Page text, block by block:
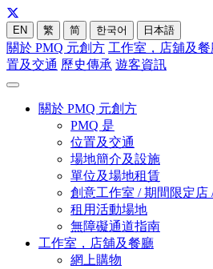
EN 繁 简 한국어 日本語
關於 PMQ 元創方 工作室，店舖及餐
置及交通 歷史傳承 遊客資訊
關於 PMQ 元創方
PMQ 是
位置及交通
場地簡介及設施
單位及場地租賃
創意工作室 / 期間限定店
租用活動場地
無障礙通道指南
工作室，店舖及餐廳
網上購物